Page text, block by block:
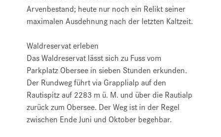
Arvenbestand; heute nur noch ein Relikt seiner
maximalen Ausdehnung nach der letzten Kaltzeit.
Waldreservat erleben
Das Waldreservat lässt sich zu Fuss vom
Parkplatz Obersee in sieben Stunden erkunden.
Der Rundweg führt via Grapplialp auf den
Rautispitz auf 2283 m ü. M. und über die Rautialp
zurück zum Obersee. Der Weg ist in der Regel
zwischen Ende Juni und Oktober begehbar.